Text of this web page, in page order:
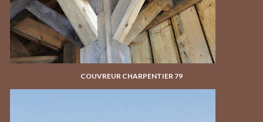
COUVREUR CHARPENTIER 79